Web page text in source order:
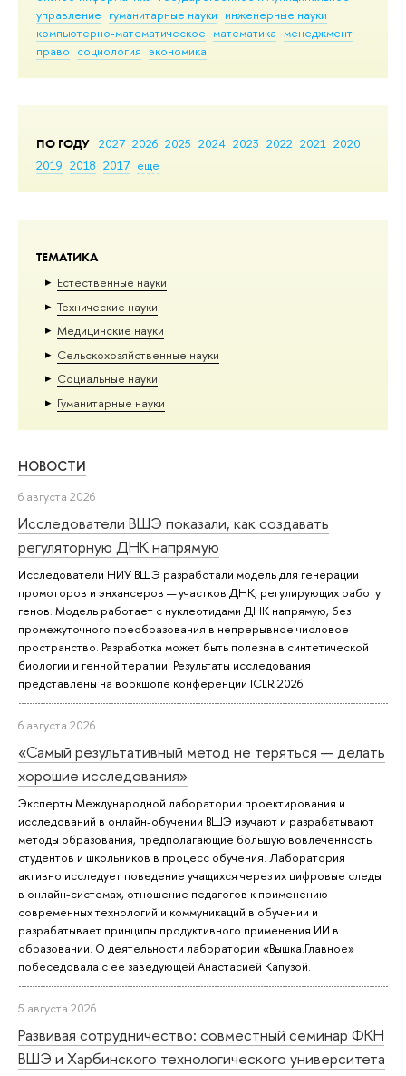
управление гуманитарные науки инженерные науки
компьютерно-математическое математика менеджмент
право социология экономика
ПО ГОДУ 2027 2026 2025 2024 2023 2022 2021
2020
2019 2018 2017 еще
ТЕМАТИКА
Естественные науки
Тех­ничес­кие науки
Медицинские науки
Сельскохозяйственные науки
Социальные науки
Гуманитарные науки
НОВОСТИ
6 августа 2026
Исследователи ВШЭ показали, как создавать
регуляторную ДНК напрямую
Исследователи НИУ ВШЭ разработали модель для генерации
промоторов и энхансеров — участков ДНК, регулирующих работу
генов. Модель работает с нуклеотидами ДНК напрямую, без
промежуточного преобразования в непрерывное числовое
пространство. Разработка может быть полезна в синтетической
биологии и генной терапии. Результаты исследования
представлены на воркшопе конференции ICLR 2026.
6 августа 2026
«Самый результативный метод не теряться — делать
хорошие исследования»
Эксперты Международной лаборатории проектирования и
исследований в онлайн-обучении ВШЭ изучают и разрабатывают
методы образования, предполагающие большую вовлеченность
студентов и школьников в процесс обучения. Лаборатория
активно исследует поведение учащихся через их цифровые следы
в онлайн-системах, отношение педагогов к применению
современных технологий и коммуникаций в обучении и
разрабатывает принципы продуктивного применения ИИ в
образовании. О деятельности лаборатории «Вышка.Главное»
побеседовала с ее заведующей Анастасией Капузой.
5 августа 2026
Развивая сотрудничество: совместный семинар ФКН
ВШЭ и Харбинского технологического университета